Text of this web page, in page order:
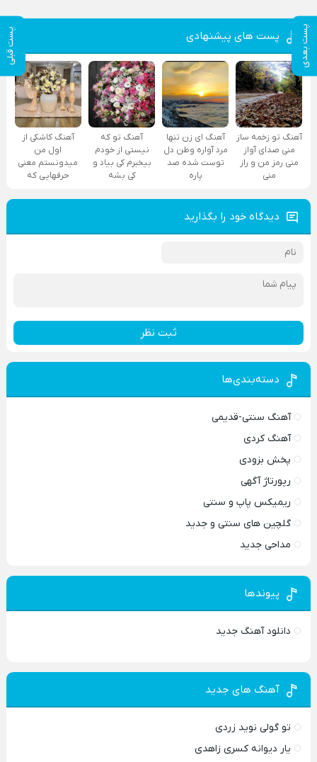
پست بعدی پست قبلی پست های پیشنهادی
آهنگ تو زخمه ساز
منی صدای آواز
منی رمز من و راز
منی
آهنگ ای زن تنها
مرد آواره وطن دل
توست شده صد
پاره
آهنگ تو که
نیستی از خودم
بیخبرم کی بیاد و
کی بشه
آهنگ کاشکی از
اول من
میدونستم معنی
حرفهایی که
دیدگاه خود را بگذارید
ثبت نظر
دسته‌بندی‌ها
آهنگ سنتی-قدیمی
آهنگ کردی
پخش بزودی
رپورتاژ آگهی
ریمیکس پاپ و سنتی
گلچین های سنتی و جدید
مداحی جدید
پیوندها
دانلود آهنگ جدید
آهنگ های جدید
تو گولی نوید زردی
یار دیوانه کسری زاهدی